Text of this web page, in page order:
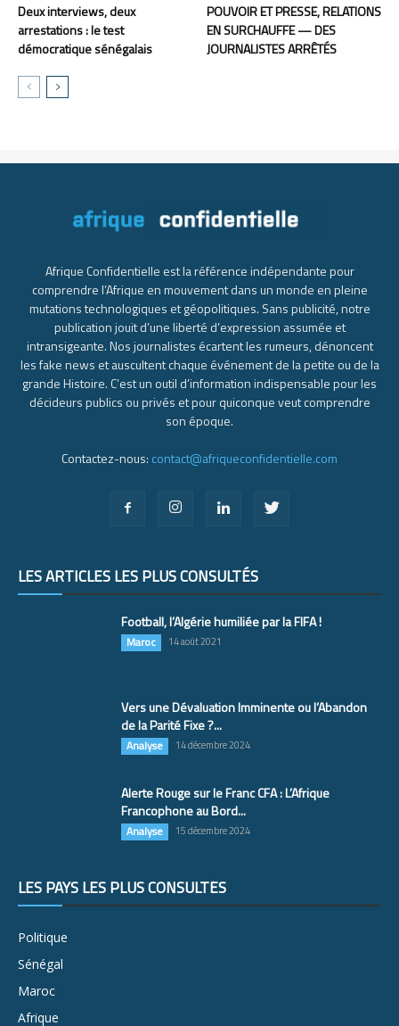
Deux interviews, deux
arrestations : le test
démocratique sénégalais
POUVOIR ET PRESSE, RELATIONS
EN SURCHAUFFE — DES
JOURNALISTES ARRÊTÉS
Afrique Confidentielle est la référence indépendante pour
comprendre l’Afrique en mouvement dans un monde en pleine
mutations technologiques et géopolitiques. Sans publicité, notre
publication jouit d’une liberté d’expression assumée et
intransigeante. Nos journalistes écartent les rumeurs, dénoncent
les fake news et auscultent chaque événement de la petite ou de la
grande Histoire. C’est un outil d’information indispensable pour les
décideurs publics ou privés et pour quiconque veut comprendre
son époque.
Contactez-nous: contact@afriqueconfidentielle.com
LES ARTICLES LES PLUS CONSULTÉS
Football, l’Algérie humiliée par la FIFA !
Maroc 14 août 2021
Vers une Dévaluation Imminente ou l’Abandon
de la Parité Fixe ?...
Analyse 14 décembre 2024
Alerte Rouge sur le Franc CFA : L’Afrique
Francophone au Bord...
Analyse 15 décembre 2024
LES PAYS LES PLUS CONSULTÉS
Politique
Sénégal
Maroc
Afrique